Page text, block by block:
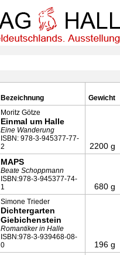
Bezeichnung
Gewicht
Moritz Götze
Einmal um Halle
Eine Wanderung
ISBN: 978-3-945377-77-
2
2200 g
MAPS
Beate Schoppmann
ISBN:978-3-945377-74-
1
680 g
Simone Trieder
Dichtergarten
Giebichenstein
Romantiker in Halle
ISBN:978-3-939468-08-
0
196 g